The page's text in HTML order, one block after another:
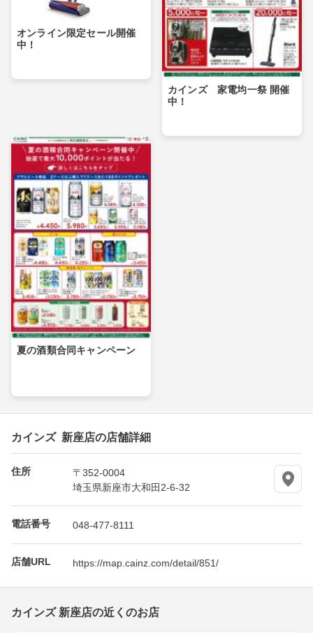
オンライン限定セール開催
中！
カインズ 家電均一祭 開催
中！
夏の酒類合同キャンペーン
カインズ 新座店の店舗詳細
住所
〒352-0004
埼玉県新座市大和田2-6-32
電話番号 048-477-8111
店舗URL https://map.cainz.com/detail/851/
カインズ 新座店の近くのお店